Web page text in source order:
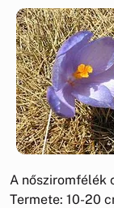
A nősziromfélék
Termete: 10-20